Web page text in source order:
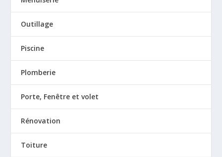
Outillage
Piscine
Plomberie
Porte, Fenêtre et volet
Rénovation
Toiture